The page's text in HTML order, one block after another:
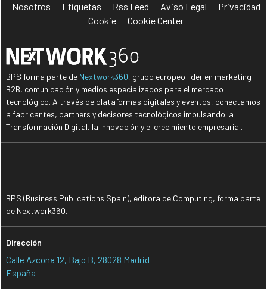
Nosotros Etiquetas Rss Feed Aviso Legal
Privacidad
Cookie
Cookie Center
BPS forma parte de Nextwork360, grupo europeo líder en marketing
B2B, comunicación y medios especializados para el mercado
tecnológico. A través de plataformas digitales y eventos, conectamos
a fabricantes, partners y decisores tecnológicos impulsando la
Transformación Digital, la Innovación y el crecimiento empresarial.
BPS (Business Publications Spain), editora de Computing, forma parte
de Nextwork360.
Dirección
Calle Azcona 12, Bajo B, 28028 Madrid
España